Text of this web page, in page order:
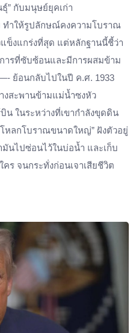
” กับมนุษย์ยุคเก่า
ทำให้รูปลักษณ์คงความโบราณ
ข็งแกร่งที่สุด แต่หลักฐานนี้ชี้ว่า
การที่ซับซ้อนและมีการผสมข้าม
ย้อนกลับไปในปี ค.ศ. 1933
งสะพานข้ามแม่น้ำซงหัว
น ในระหว่างที่เขากำลังขุดดิน
หลกโบราณขนาดใหญ่” ฝังตัวอยู่
นไปซ่อนไว้ในบ่อน้ำ และเก็บ
ร จนกระทั่งก่อนเจาเสียชีวิต